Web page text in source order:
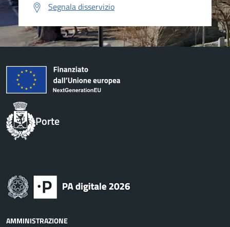
Segnala disservizio
Porte
AMMINISTRAZIONE